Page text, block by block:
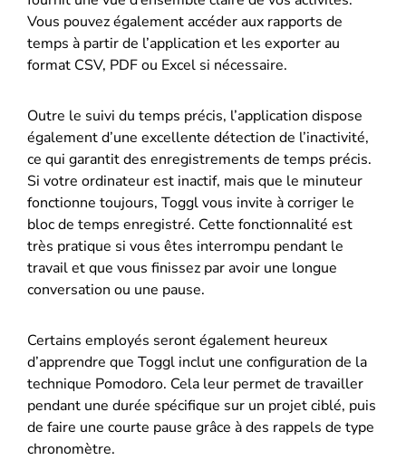
Vous pouvez également accéder aux rapports de
temps à partir de l’application et les exporter au
format CSV, PDF ou Excel si nécessaire.
Outre le suivi du temps précis, l’application dispose
également d’une excellente détection de l’inactivité,
ce qui garantit des enregistrements de temps précis.
Si votre ordinateur est inactif, mais que le minuteur
fonctionne toujours, Toggl vous invite à corriger le
bloc de temps enregistré. Cette fonctionnalité est
très pratique si vous êtes interrompu pendant le
travail et que vous finissez par avoir une longue
conversation ou une pause.
Certains employés seront également heureux
d’apprendre que Toggl inclut une configuration de la
technique Pomodoro. Cela leur permet de travailler
pendant une durée spécifique sur un projet ciblé, puis
de faire une courte pause grâce à des rappels de type
chronomètre.